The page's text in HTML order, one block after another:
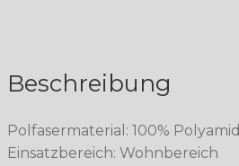
Beschreibung
Polfasermaterial: 100% Polyamid
Einsatzbereich: Wohnbereich